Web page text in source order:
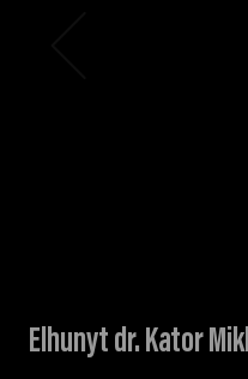
Elhunyt dr. Kator